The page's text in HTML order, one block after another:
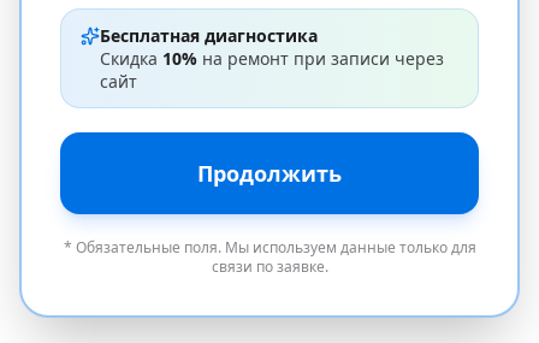
Бесплатная диагностика
Скидка 10% на ремонт при записи через
сайт
Продолжить
* Обязательные поля. Мы используем данные только для
связи по заявке.